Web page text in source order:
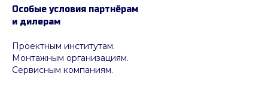
Особые условия партнёрам
и дилерам
Проектным институтам.
Монтажным организациям.
Сервисным компаниям.